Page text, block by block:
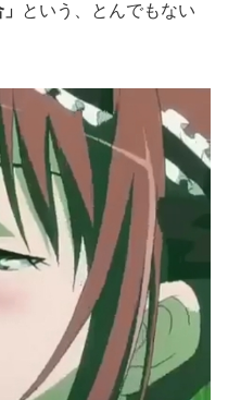
という、とんでもない